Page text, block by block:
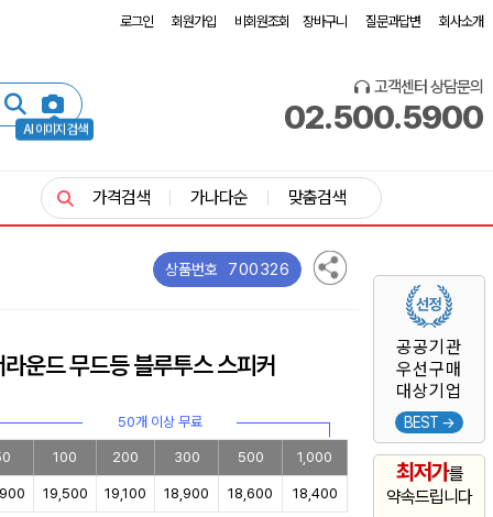
로그인 회원가입 비회원조회 장바구니 질문과답변 회사소개
AI 이미지 검색
고객센터 상담문의
02.500.5900
공공기관
우선구매
대상기업
BEST →
최저가를
약속드립니다
가격검색 가나다순 맞춤검색
상품번호 700326
운드 무드등 블루투스 스피커
50개 이상 무료
100 200 300 500 1,000
19,500 19,100 18,900 18,600 18,400